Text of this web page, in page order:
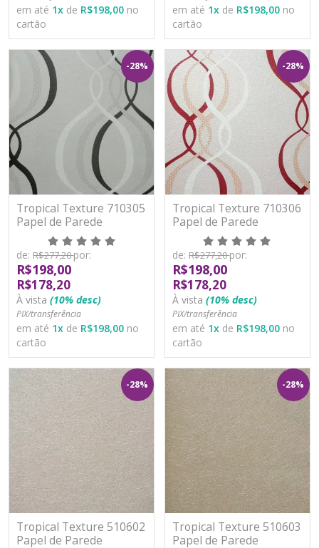
em até 1x de R$198,00 no
cartão
em até 1x de R$198,00 no
cartão
-28%
Tropical Texture 710305
Papel de Parede
Moderno Vinílico
Lavável
de: R$277,20por:
R$198,00
R$178,20
À vista (10% desc)
PIX/transferência
em até 1x de R$198,00 no
cartão
-28%
Tropical Texture 710306
Papel de Parede
Moderno Vinílico
Lavável
de: R$277,20por:
R$198,00
R$178,20
À vista (10% desc)
PIX/transferência
em até 1x de R$198,00 no
cartão
-28%
Tropical Texture 510602
Papel de Parede
-28%
Tropical Texture 510603
Papel de Parede